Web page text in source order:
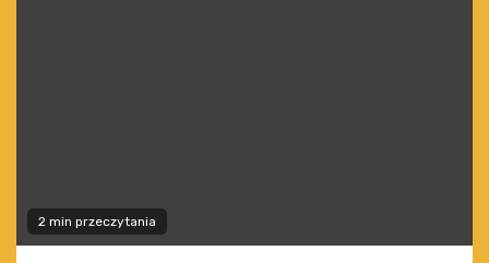
2 min przeczytania